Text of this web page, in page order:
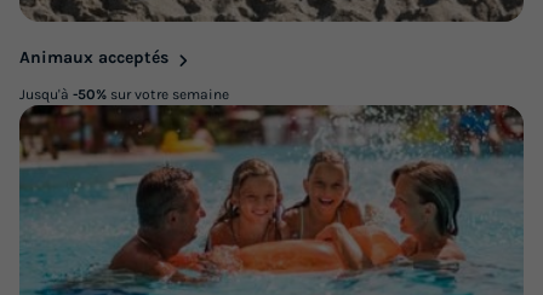
Animaux acceptés
Jusqu'à -50% sur votre semaine